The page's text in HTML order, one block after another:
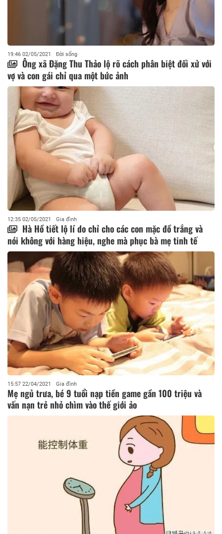
19:46 02/05/2021 Đời sống
Ông xã Đặng Thu Thảo lộ rõ cách phân biệt đối xử với
vợ và con gái chỉ qua một bức ảnh
12:35 02/05/2021 Gia đình
Hà Hồ tiết lộ lí do chỉ cho các con mặc đồ trắng và
nói không với hàng hiệu, nghe mà phục bà mẹ tinh tế
15:57 22/04/2021 Gia đình
Mẹ ngủ trưa, bé 9 tuổi nạp tiền game gần 100 triệu và
vấn nạn trẻ nhỏ chìm vào thế giới ảo